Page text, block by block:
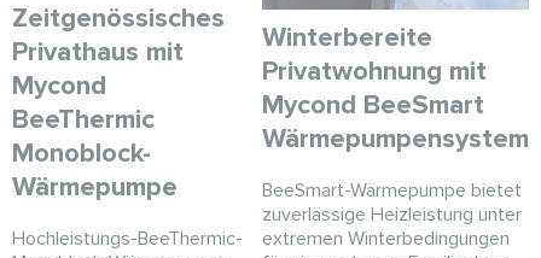
Zeitgenössisches
Privathaus mit
Mycond
BeeThermic
Monoblock-
Wärmepumpe
Hochleistungs-BeeThermic-
Winterbereite
Privatwohnung mit
Mycond BeeSmart
Wärmepumpensystem
BeeSmart-Wärmepumpe bietet
zuverlässige Heizleistung unter
extremen Winterbedingungen